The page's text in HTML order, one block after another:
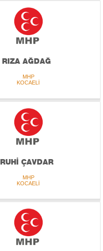
RIZA AĞDAĞ
MHP
KOCAELİ
RUHİ ÇAVDAR
MHP
KOCAELİ